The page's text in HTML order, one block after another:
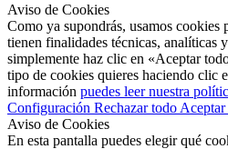
Aviso de Cookies
Como ya supondrás, usamos cookies
tienen finalidades técnicas, analíticas
simplemente haz clic en «Aceptar
tipo de cookies quieres haciendo clic
información puedes leer nuestra
Configuración Rechazar todo
Aviso de Cookies
En esta pantalla puedes elegir qué